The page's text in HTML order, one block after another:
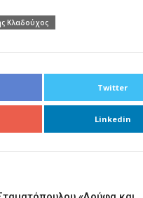
Κλαδούχος
Twitter
Linkedin